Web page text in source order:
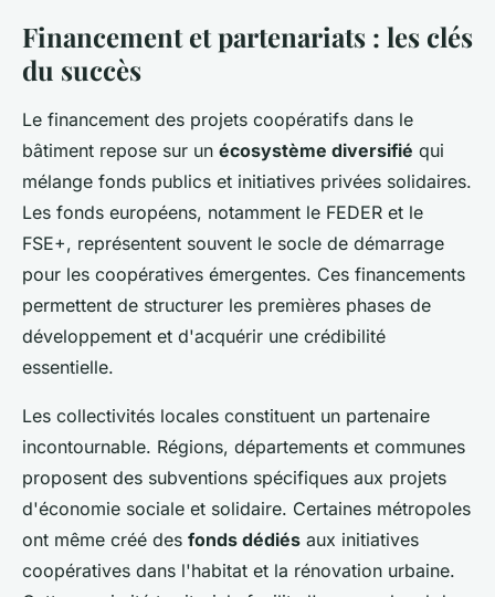
Financement et partenariats : les clés
du succès
Le financement des projets coopératifs dans le
bâtiment repose sur un écosystème diversifié qui
mélange fonds publics et initiatives privées solidaires.
Les fonds européens, notamment le FEDER et le
FSE+, représentent souvent le socle de démarrage
pour les coopératives émergentes. Ces financements
permettent de structurer les premières phases de
développement et d'acquérir une crédibilité
essentielle.
Les collectivités locales constituent un partenaire
incontournable. Régions, départements et communes
proposent des subventions spécifiques aux projets
d'économie sociale et solidaire. Certaines métropoles
ont même créé des fonds dédiés aux initiatives
coopératives dans l'habitat et la rénovation urbaine.